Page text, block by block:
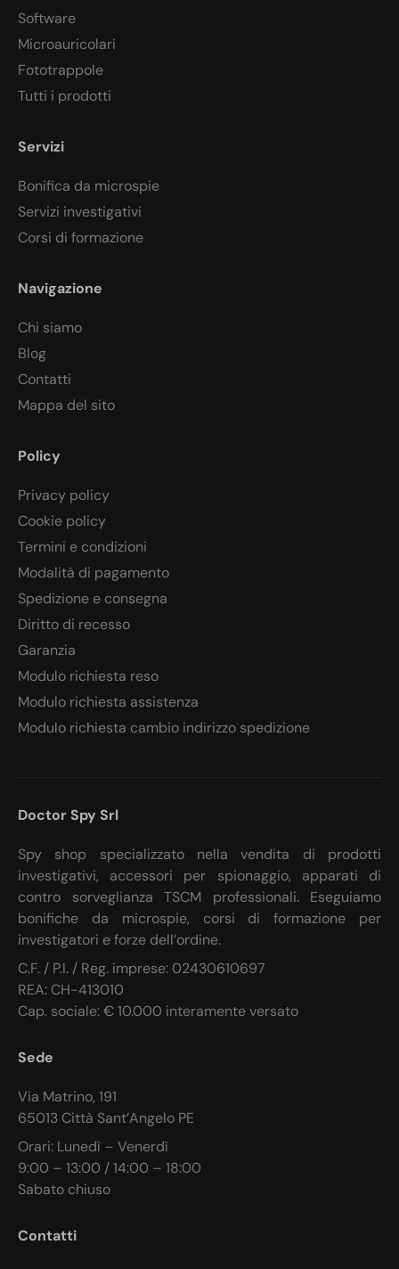
Software
Microauricolari
Fototrappole
Tutti i prodotti
Servizi
Bonifica da microspie
Servizi investigativi
Corsi di formazione
Navigazione
Chi siamo
Blog
Contatti
Mappa del sito
Policy
Privacy policy
Cookie policy
Termini e condizioni
Modalità di pagamento
Spedizione e consegna
Diritto di recesso
Garanzia
Modulo richiesta reso
Modulo richiesta assistenza
Modulo richiesta cambio indirizzo spedizione
Doctor Spy Srl
Spy shop specializzato nella vendita di prodotti
investigativi, accessori per spionaggio, apparati di
contro sorveglianza TSCM professionali. Eseguiamo
bonifiche da microspie, corsi di formazione per
investigatori e forze dell’ordine.
C.F. / P.I. / Reg. imprese: 02430610697
REA: CH-413010
Cap. sociale: € 10.000 interamente versato
Sede
Via Matrino, 191
65013 Città Sant’Angelo PE
Orari: Lunedì – Venerdì
9:00 – 13:00 / 14:00 – 18:00
Sabato chiuso
Contatti